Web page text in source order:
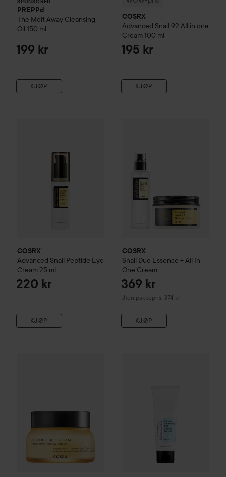
SPONSORED
PREPPd
The Melt Away Cleansing
Oil 150 ml
199 kr
KJØP
COSRX
Advanced Snail 92 All in one
Cream 100 ml
195 kr
KJØP
COSRX
Advanced Snail Peptide Eye
Cream 25 ml
220 kr
KJØP
COSRX
Snail Duo Essence + All In
One Cream
369 kr
Uten pakkepris: 374 kr
KJØP